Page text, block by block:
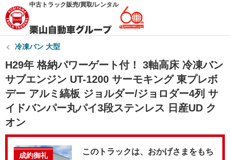
中古トラック販売/買取/レンタル
冷凍バン 大型
H29年 格納パワーゲート付！ 3軸高床 冷凍バン
サブエンジン UT-1200 サーモキング 東プレボ
デー アルミ縞板 ジョルダー/ジョロダー4列 サ
イドバンパー丸パイ3段ステンレス 日産UD ク
オン
成約御礼
このトラックは、おかげさまをもち